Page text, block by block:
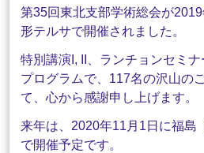
第35回東北支部学術総会が2019
形テルサで開催されました。
特別講演I, II、ランチョンセミ
プログラムで、117名の沢山の
て、心から感謝申し上げます。
来年は、2020年11月1日に福島
で開催予定です。